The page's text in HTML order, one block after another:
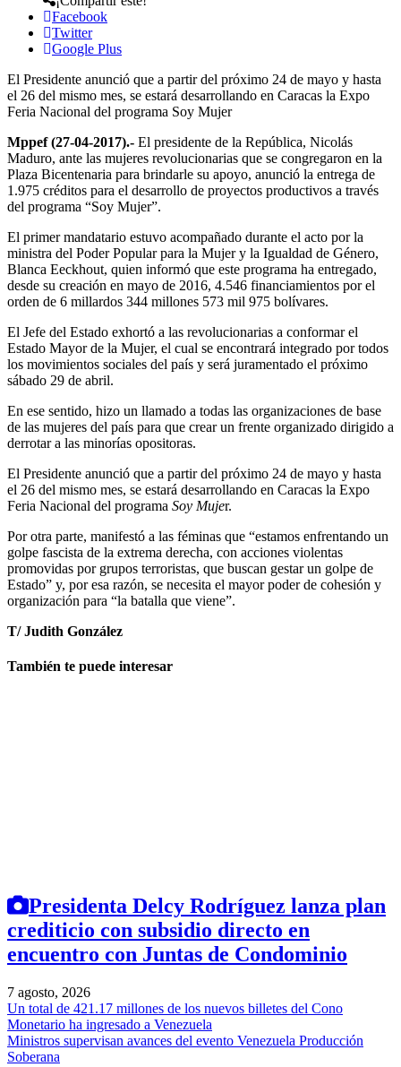
Facebook
Twitter
Google Plus
El Presidente anunció que a partir del próximo 24 de mayo y hasta
el 26 del mismo mes, se estará desarrollando en Caracas la Expo
Feria Nacional del programa Soy Mujer
Mppef (27-04-2017).- El presidente de la República, Nicolás
Maduro, ante las mujeres revolucionarias que se congregaron en la
Plaza Bicentenaria para brindarle su apoyo, anunció la entrega de
1.975 créditos para el desarrollo de proyectos productivos a través
del programa “Soy Mujer”.
El primer mandatario estuvo acompañado durante el acto por la
ministra del Poder Popular para la Mujer y la Igualdad de Género,
Blanca Eeckhout, quien informó que este programa ha entregado,
desde su creación en mayo de 2016, 4.546 financiamientos por el
orden de 6 millardos 344 millones 573 mil 975 bolívares.
El Jefe del Estado exhortó a las revolucionarias a conformar el
Estado Mayor de la Mujer, el cual se encontrará integrado por todos
los movimientos sociales del país y será juramentado el próximo
sábado 29 de abril.
En ese sentido, hizo un llamado a todas las organizaciones de base
de las mujeres del país para que crear un frente organizado dirigido a
derrotar a las minorías opositoras.
El Presidente anunció que a partir del próximo 24 de mayo y hasta
el 26 del mismo mes, se estará desarrollando en Caracas la Expo
Feria Nacional del programa Soy Mujer.
Por otra parte, manifestó a las féminas que “estamos enfrentando un
golpe fascista de la extrema derecha, con acciones violentas
promovidas por grupos terroristas, que buscan gestar un golpe de
Estado” y, por esa razón, se necesita el mayor poder de cohesión y
organización para “la batalla que viene”.
T/ Judith González
También te puede interesar
Presidenta Delcy Rodríguez lanza plan
crediticio con subsidio directo en
encuentro con Juntas de Condominio
7 agosto, 2026
Un total de 421.17 millones de los nuevos billetes del Cono
Monetario ha ingresado a Venezuela
Ministros supervisan avances del evento Venezuela Producción
Soberana